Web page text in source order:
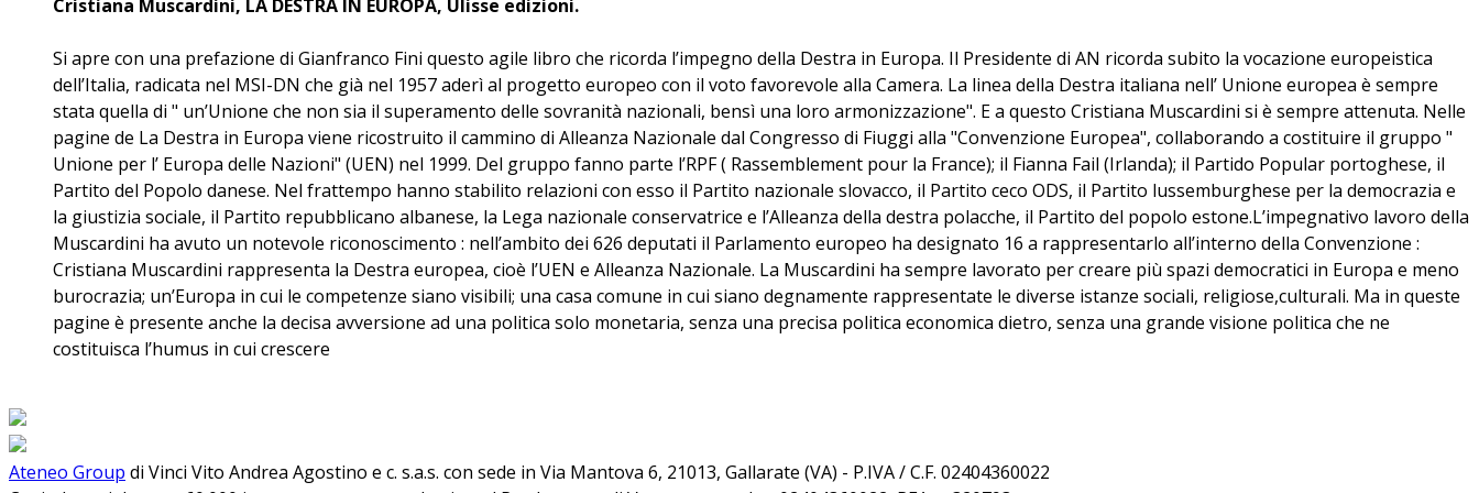
Cristiana Muscardini, LA DESTRA IN EUROPA, Ulisse edizioni.
Si apre con una prefazione di Gianfranco Fini questo agile libro che ricorda l’impegno della Destra in Europa. Il Presidente di AN ricorda subito la vocazione europeistica
dell’Italia, radicata nel MSI-DN che già nel 1957 aderì al progetto europeo con il voto favorevole alla Camera. La linea della Destra italiana nell’ Unione europea è sempre
stata quella di " un’Unione che non sia il superamento delle sovranità nazionali, bensì una loro armonizzazione". E a questo Cristiana Muscardini si è sempre attenuta. Nelle
pagine de La Destra in Europa viene ricostruito il cammino di Alleanza Nazionale dal Congresso di Fiuggi alla "Convenzione Europea", collaborando a costituire il gruppo "
Unione per l’ Europa delle Nazioni" (UEN) nel 1999. Del gruppo fanno parte l’RPF ( Rassemblement pour la France); il Fianna Fail (Irlanda); il Partido Popular portoghese, il
Partito del Popolo danese. Nel frattempo hanno stabilito relazioni con esso il Partito nazionale slovacco, il Partito ceco ODS, il Partito lussemburghese per la democrazia e
la giustizia sociale, il Partito repubblicano albanese, la Lega nazionale conservatrice e l’Alleanza della destra polacche, il Partito del popolo estone.L’impegnativo lavoro della
Muscardini ha avuto un notevole riconoscimento : nell’ambito dei 626 deputati il Parlamento europeo ha designato 16 a rappresentarlo all’interno della Convenzione :
Cristiana Muscardini rappresenta la Destra europea, cioè l’UEN e Alleanza Nazionale. La Muscardini ha sempre lavorato per creare più spazi democratici in Europa e meno
burocrazia; un’Europa in cui le competenze siano visibili; una casa comune in cui siano degnamente rappresentate le diverse istanze sociali, religiose,culturali. Ma in queste
pagine è presente anche la decisa avversione ad una politica solo monetaria, senza una precisa politica economica dietro, senza una grande visione politica che ne
costituisca l’humus in cui crescere
Ateneo Group di Vinci Vito Andrea Agostino e c. s.a.s. con sede in Via Mantova 6, 21013, Gallarate (VA) - P.IVA / C.F. 02404360022